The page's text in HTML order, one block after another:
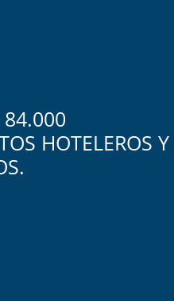
84.000
HOTELEROS Y